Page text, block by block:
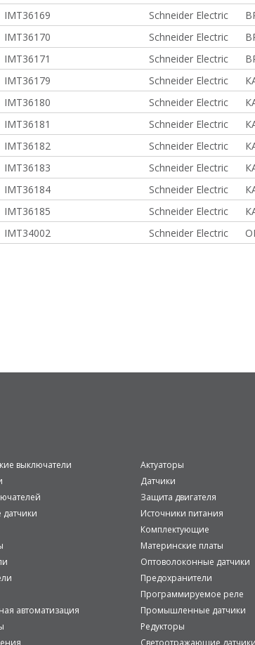
IMT36169 Schneider Electric
IMT36170 Schneider Electric
IMT36171 Schneider Electric
IMT36179 Schneider Electric
IMT36180 Schneider Electric
IMT36181 Schneider Electric
IMT36182 Schneider Electric
IMT36183 Schneider Electric
IMT36184 Schneider Electric
IMT36185 Schneider Electric
IMT34002 Schneider Electric
выключатели Актуаторы
Датчики
Защита двигателя
Источники питания
Комплектующие
Материнские платы
Оптоволоконные датчики
Предохранители
Программируемое реле
автоматизация Промышленные датчики
Редукторы
Светоотражающие датчики